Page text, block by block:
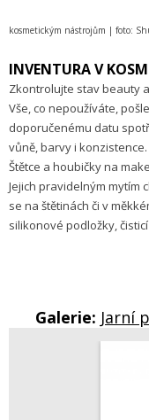
kosmetickým nástrojům | foto:
INVENTURA V
Zkontrolujte stav beauty
Vše, co nepoužíváte,
doporučenému datu
vůně, barvy i
Štětce a houbičky na
Jejich pravidelným mytím
se na štětinách či v
silikonové podložky,
Galerie: Jarní